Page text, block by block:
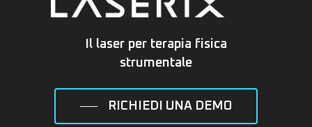
Il laser per terapia fisica
strumentale
RICHIEDI UNA DEMO